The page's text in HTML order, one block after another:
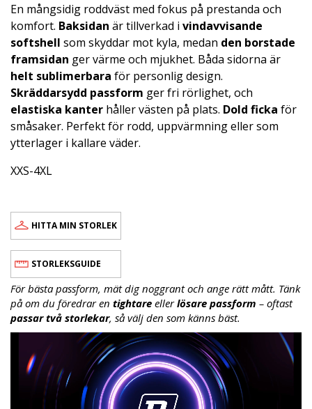
En mångsidig roddväst med fokus på prestanda och
komfort. Baksidan är tillverkad i vindavvisande
softshell som skyddar mot kyla, medan den borstade
framsidan ger värme och mjukhet. Båda sidorna är
helt sublimerbara för personlig design.
Skräddarsydd passform ger fri rörlighet, och
elastiska kanter håller västen på plats. Dold ficka för
småsaker. Perfekt för rodd, uppvärmning eller som
ytterlager i kallare väder.
XXS-4XL
HITTA MIN STORLEK
STORLEKSGUIDE
För bästa passform, mät dig noggrant och ange rätt mått. Tänk
på om du föredrar en tightare ellerlösare passform – oftast
passar två storlekar, så välj den som känns bäst.